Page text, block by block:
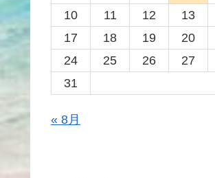
10
11 12 13
17
18 19 20
24
25 26 27
31
« 8月